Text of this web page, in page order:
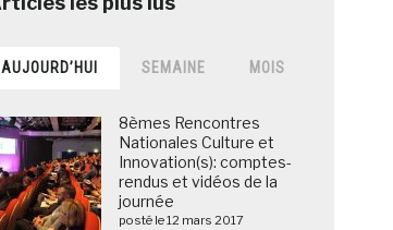
AUJOURD’HUI SEMAINE MOIS
8èmes Rencontres
Nationales Culture et
Innovation(s): comptes-
rendus et vidéos de la
journée
posté le 12 mars 2017